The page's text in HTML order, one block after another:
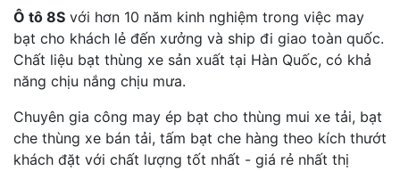
Ô tô 8S với hơn 10 năm kinh nghiệm trong việc may
bạt cho khách lẻ đến xưởng và ship đi giao toàn quốc.
Chất liệu bạt thùng xe sản xuất tại Hàn Quốc, có khả
năng chịu nắng chịu mưa.
Chuyên gia công may ép bạt cho thùng mui xe tải, bạt
che thùng xe bán tải, tấm bạt che hàng theo kích thướt
khách đặt với chất lượng tốt nhất - giá rẻ nhất thị